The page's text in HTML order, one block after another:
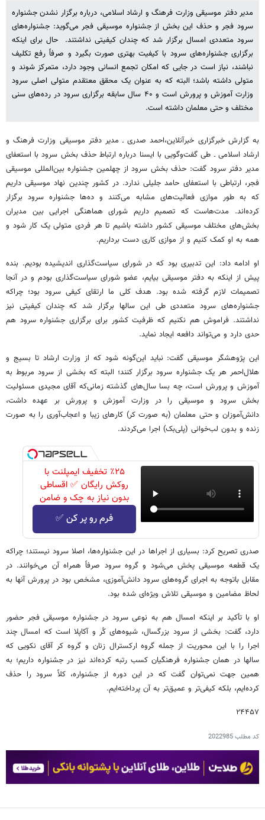
مدیر دفتر موسیقی وزارت فرهنگ و ارشاد اسلامی، درباره برگزار نشدن جشنواره
سرود فجر و حذف این بخش از جشنواره موسیقی فجر می‌گوید: جشنواره‌های
سرود متعددی امسال برگزار شد که چندان کیفیتی نداشتند. حال برای اینکه
برگزاری جشنواره‌های سرود با کیفیت بهتری صورت بگیرد و صرفاً رفع تکلیف
نباشند، نیاز است در جایی که امکان تجمع انسانی وجود دارد، متمرکز شوند و
متولی داشته باشد؛ البته که به عنوان یک محقق معتقدم متولی اصلی سرود
وزارت آموزش و پرورش است و ۴۰ سال سابقه برگزاری سرود در رده‌های سنی
مختلف و حتی معلمان داشته است.
به گزارش خبرگزاری خبرآنلاین،احمد صدری ـ مدیر دفتر موسیقی وزارت فرهنگ و
ارشاد اسلامی ـ طی گفت‌وگویی با ایسنا درباره ارتباط حذف بخش سرود با استعفای
مدیر دفتر سرود گفت: حذف بخش سرود از چهلمین جشنواره بین‌المللی موسیقی
فجر، ارتباطی با استعفای حامد جلیلی ندارد. در کشور چندین نهاد موسیقی داریم
که به طور موازی فعالیت‌های مشابه می‌کنند و ده‌ها جشنواره سرود برگزار
کرده‌اند. مدت‌هاست که تصمیم داریم شورای هماهنگی اجرایی بین مدیران
بخش‌های مختلف موسیقی کشور داشته باشیم تا هر فردی متولی یک کار شود و
همه به او کمک کنیم و از موازی کاری دست برداریم.
او ادامه داد: این تدبیری بود که در شورای سیاست‌گذاری اندیشیده بودیم. بنده
پیش از اینکه به دفتر موسیقی بیایم، عضو شورای سیاست‌گذاری بودم و در آنجا
تصمیمات لازم گرفته شده بود. هدف کلی ما ارتقای کیفی سرود بود؛ چراکه
جشنواره‌های سرود متعددی طی این سالها برگزار شد که چندان کیفیتی نیز
نداشتند. فراموش هم نکنیم که ظرفیت کشور برای برگزاری جشنواره سرود هم
حدی دارد و می‌تواند دافعه ایجاد نماید.
این پژوهشگر موسیقی گفت: نباید این‌گونه شود که از وزارت ارشاد تا بسیج و
هلال‌احمر هر یک جشنواره سرود برگزار کنند؛ البته که بخشی از سرود مربوط به
آموزش و پرورش است، چه بسا سال‌های گذشته زمانی‌که آقای مجیدی مسئولیت
بخش سرود و موسیقی را در وزارت آموزش و پرورش بر عهده داشت،
دانش‌آموزان و حتی معلمان (به صورت کر) کارهای زیبا و اعجاب‌آوری را به صورت
زنده و بدون لب‌خوانی (پلی‌بک) اجرا می‌کردند.
٪۲۵ تخفیف ایمپلنت با
روکش رایگان ✅ اقساطی
بدون نیاز به چک و ضامن
فرم رو پر کن ✅
صدری تصریح کرد: بسیاری از اجراها در این جشنواره‌ها، اصلا سرود نیستند؛ چراکه
یک قطعه موسیقی پخش می‌شود و گروه سرود صرفاً همراه آن می‌خوانند. در
مقابل باتوجه به اجرای گروه‌های سرود دانش‌آموزی، مشخص بود در پرورش آنها به
لحاظ مضامین و موسیقی تلاش ویژه‌ای شده بود.
او با تأکید بر اینکه امسال هم به نوعی سرود در جشنواره موسیقی فجر حضور
دارد، گفت: بخشی از سرود بزرگسال، شیوه‌های کُر و آکاپلا است که امسال چند
اجرا را با این محوریت از جمله گروه ارکسترال زنان و گروه کر آقای نکویی که
سالها در همان جشنواره فرهنگیان کسب رتبه کرده‌اند نیز در جشنواره داریم؛ به
همین جهت نمی‌توان گفت که در این دوره از جشنواره، کلاً سرود را حذف
کرده‌ایم، بلکه کیفی‌تر و عمیق‌تر به آن پرداخته‌ایم.
۲۴۴۵۷
کد مطلب2022985